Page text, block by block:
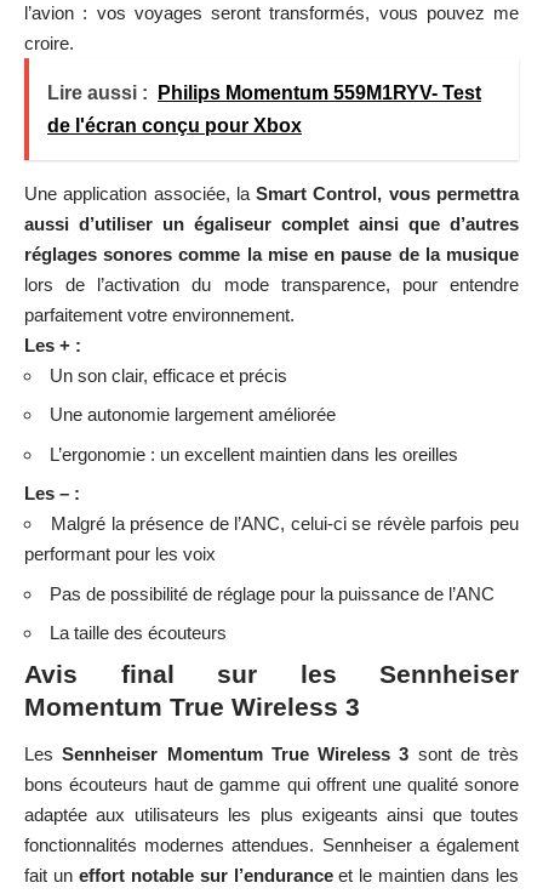
l’avion : vos voyages seront transformés, vous pouvez me
croire.
Lire aussi :
Philips Momentum 559M1RYV- Test
de l'écran conçu pour Xbox
Une application associée, laSmart Control, vous permettra
aussi d’utiliser un égaliseur complet ainsi que d’autres
réglages sonores comme la mise en pause de la musique
lors de l’activation du mode transparence, pour entendre
parfaitement votre environnement.
Les + :
Un son clair, efficace et précis
Une autonomie largement améliorée
L’ergonomie : un excellent maintien dans les oreilles
Les – :
Malgré la présence de l’ANC, celui-ci se révèle parfois peu
performant pour les voix
Pas de possibilité de réglage pour la puissance de l’ANC
La taille des écouteurs
Avis final sur les Sennheiser
Momentum True Wireless 3
LesSennheiser Momentum True Wireless 3 sont de très
bons écouteurs haut de gamme qui offrent une qualité sonore
adaptée aux utilisateurs les plus exigeants ainsi que toutes
fonctionnalités modernes attendues. Sennheiser a également
fait un effort notable sur l’enduranceet le maintien dans les